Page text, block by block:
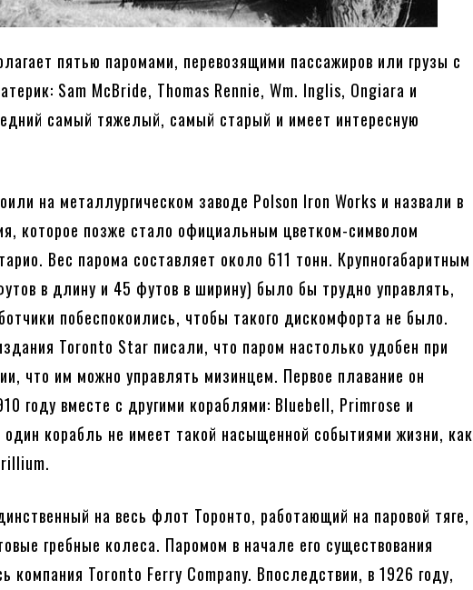
пятью паромами, перевозящими пассажиров или грузы с
Sam McBride, Thomas Rennie, Wm. Inglis, Ongiara и
самый тяжелый, самый старый и имеет интересную
на металлургическом заводе Polson Iron Works и назвали в
которое позже стало официальным цветком-символом
Вес парома составляет около 611 тонн. Крупногабаритным
в длину и 45 футов в ширину) было бы трудно управлять,
побеспокоились, чтобы такого дискомфорта не было.
Toronto Star писали, что паром настолько удобен при
что им можно управлять мизинцем. Первое плавание он
году вместе с другими кораблями: Bluebell, Primrose и
корабль не имеет такой насыщенной событиями жизни, как
на весь флот Торонто, работающий на паровой тяге,
гребные колеса. Паромом в начале его существования
компания Toronto Ferry Company. Впоследствии, в 1926 году,